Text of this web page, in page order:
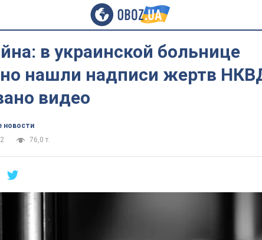
в украинской больнице
нашли надписи жертв
видео
новости
76,0 т.